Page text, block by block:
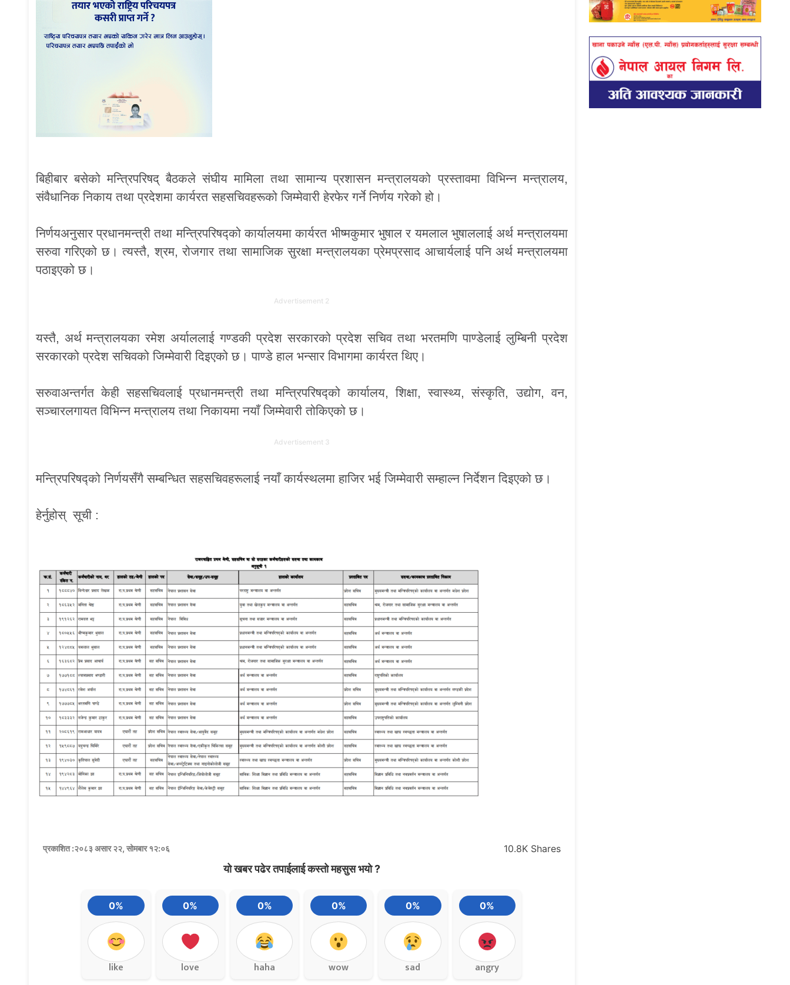
बिहीबार बसेको मन्त्रिपरिषद् बैठकले संघीय मामिला तथा सामान्य प्रशासन मन्त्रालयको प्रस्तावमा विभिन्न मन्त्रालय,
संवैधानिक निकाय तथा प्रदेशमा कार्यरत सहसचिवहरूको जिम्मेवारी हेरफेर गर्ने निर्णय गरेको हो।
निर्णयअनुसार प्रधानमन्त्री तथा मन्त्रिपरिषद्को कार्यालयमा कार्यरत भीष्मकुमार भुषाल र यमलाल भुषाललाई अर्थ मन्त्रालयमा
सरुवा गरिएको छ। त्यस्तै, श्रम, रोजगार तथा सामाजिक सुरक्षा मन्त्रालयका प्रेमप्रसाद आचार्यलाई पनि अर्थ मन्त्रालयमा
पठाइएको छ।
Advertisement 2
यस्तै, अर्थ मन्त्रालयका रमेश अर्याललाई गण्डकी प्रदेश सरकारको प्रदेश सचिव तथा भरतमणि पाण्डेलाई लुम्बिनी प्रदेश
सरकारको प्रदेश सचिवको जिम्मेवारी दिइएको छ। पाण्डे हाल भन्सार विभागमा कार्यरत थिए।
सरुवाअन्तर्गत केही सहसचिवलाई प्रधानमन्त्री तथा मन्त्रिपरिषद्को कार्यालय, शिक्षा, स्वास्थ्य, संस्कृति, उद्योग, वन,
सञ्चारलगायत विभिन्न मन्त्रालय तथा निकायमा नयाँ जिम्मेवारी तोकिएको छ।
Advertisement 3
मन्त्रिपरिषद्को निर्णयसँगै सम्बन्धित सहसचिवहरूलाई नयाँ कार्यस्थलमा हाजिर भई जिम्मेवारी सम्हाल्न निर्देशन दिइएको छ।
हेर्नुहोस् सूची :
प्रकाशित :२०८३ असार २२, सोमबार १२:०६ 10.8K Shares
यो खबर पढेर तपाईलाई कस्तो महसुस भयो ?
0%
like
0%
love
0%
haha
0%
wow
0%
sad
0%
angry